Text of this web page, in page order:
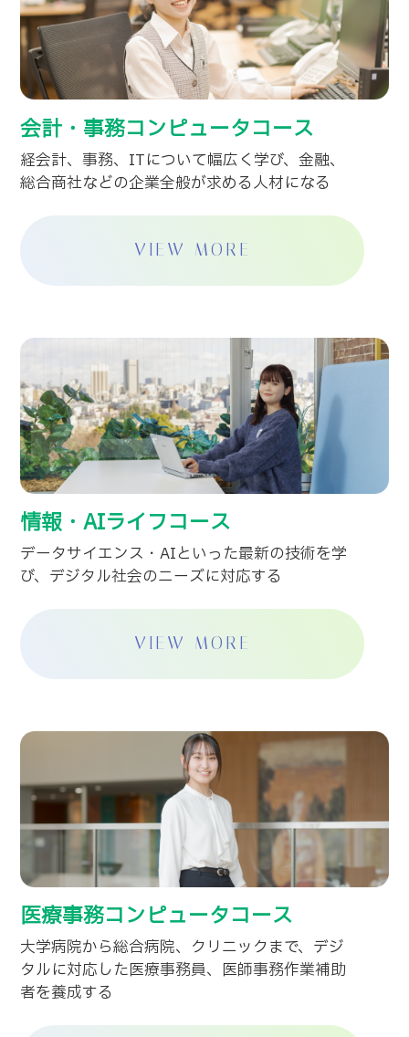
会計・事務コンピュータコース
経会計、事務、ITについて幅広く学び、金融、
総合商社などの企業全般が求める人材になる
VIEW MORE
情報・AIライフコース
データサイエンス・AIといった最新の技術を学
び、デジタル社会のニーズに対応する
VIEW MORE
医療事務コンピュータコース
大学病院から総合病院、クリニックまで、デジ
タルに対応した医療事務員、医師事務作業補助
者を養成する